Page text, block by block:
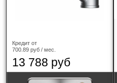
Franke
Omoikiri(52)
Кредит от
700.89 руб / мес.
13 788 руб